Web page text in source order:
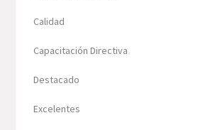
Calidad
Capacitación Directiva
Destacado
Excelentes